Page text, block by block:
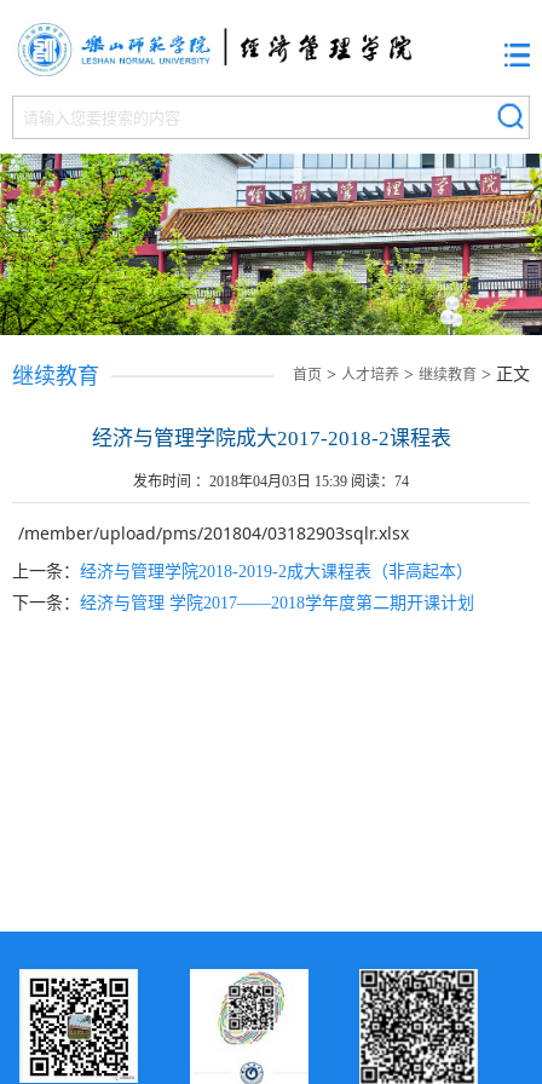
首页 > 人才培养 > 继续教育 > 正文
继续教育
经济与管理学院成大2017-2018-2课程表
发布时间 ：2018年04月03日 15:39 阅读： 74
/member/upload/pms/201804/03182903sqlr.xlsx
上一条： 经济与管理学院2018-2019-2成大课程表（非高起本）
下一条： 经济与管理 学院2017——2018学年度第二期开课计划